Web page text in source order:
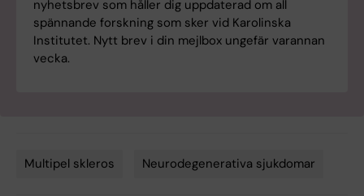
nyhetsbrev som håller dig uppdaterad om all
spännande forskning som sker vid Karolinska
Institutet. Nytt brev i din mejlbox ungefär varannan
vecka.
Multipel skleros Neurodegenerativa sjukdomar